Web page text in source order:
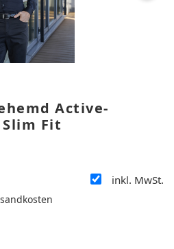
Active-
Fit
inkl. MwSt.